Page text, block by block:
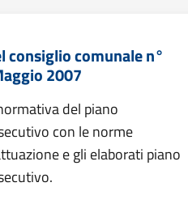
consiglio comunale n°
2007
del piano
con le norme
e gli elaborati piano